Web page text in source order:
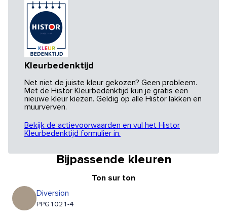
Kleurbedenktijd
Net niet de juiste kleur gekozen? Geen probleem.
Met de Histor Kleurbedenktijd kun je gratis een
nieuwe kleur kiezen. Geldig op alle Histor lakken en
muurverven.
Bekijk de actievoorwaarden en vul het Histor
Kleurbedenktijd formulier in.
Bijpassende kleuren
Ton sur ton
Diversion
PPG1021-4